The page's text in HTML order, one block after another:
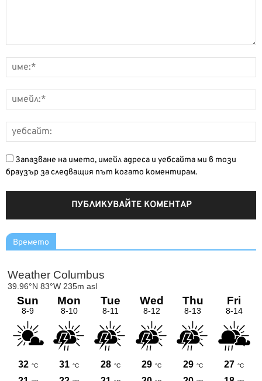
Запазване на името, имейл адреса и уебсайта ми в този
браузър за следващия път когато коментирам.
Времето